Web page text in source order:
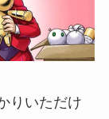
りいただけ